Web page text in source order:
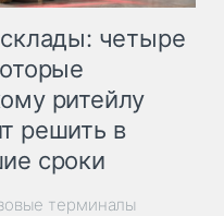
четыре
ритейлу
решить в
сроки
терминалы